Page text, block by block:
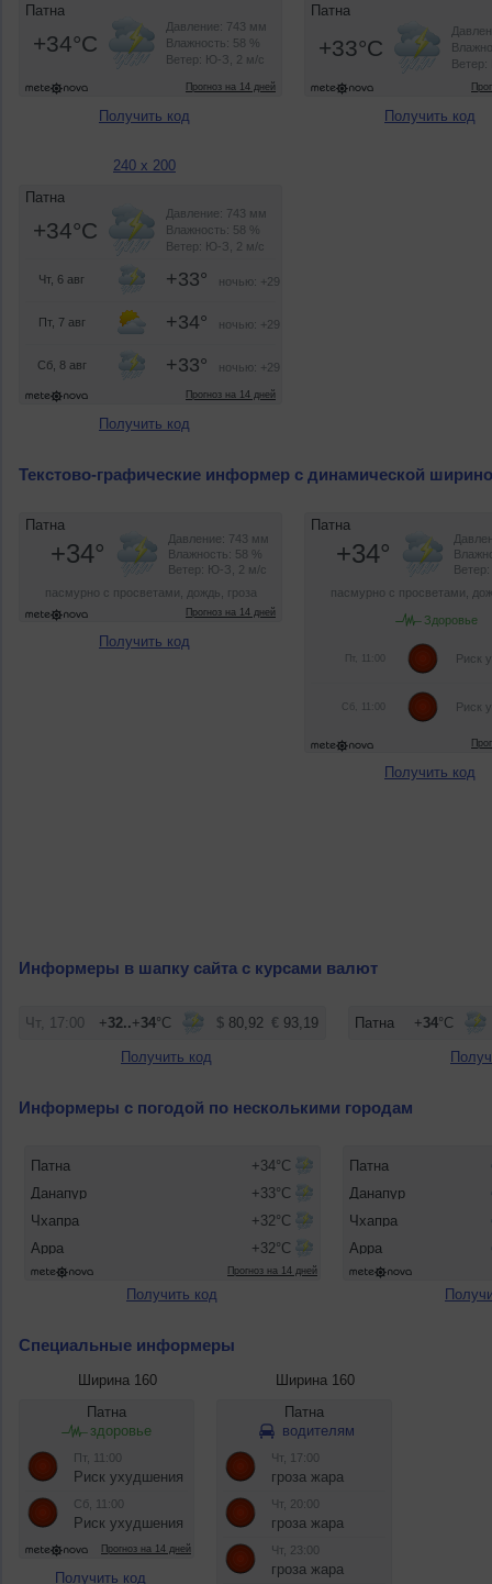
Получить код Получить код
240 x 200
Получить код
Текстово-графические информер с динамической
Получить код
Получить код
Информеры в шапку сайта с курсами валют
Получить код
Информеры с погодой по несколькими городам
Получить код
Специальные информеры
Ширина 160
Получить код
Ширина 160